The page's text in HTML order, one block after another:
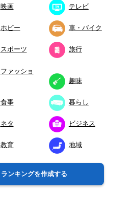
映画 テレビ
ホビー 車・バイク
スポーツ 旅行
ファッショ
趣味
食事 暮らし
ネタ ビジネス
教育 地域
ランキングを作成する